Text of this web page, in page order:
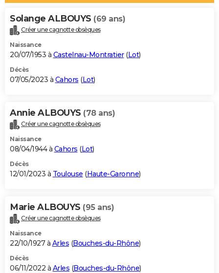
Alimentation
Guide de la santé
Maladies
Médicaments
Sommeil
VOYAGE
Destinations
City break
Voyage nature
Voyage de noces
Forum
Climat
+PHOTO
GUIDES D'ACHAT
BONS PLANS
Carte de Noël
Carte Bonne année
Carte Saint-Valentin
Carte Pâques
Carte d'anniversaire
DICTIONNAIRE
Dictionnaire
Biographies
Citations
Expressions
Proverbes
PROGRAMME TV
S'inscrire
Se connecter
Lycées
Collèges
Primaires
Universités
Entreprises
Service militaire
Avis de recherche
AVIS DE DÉCÈS
Bricolage
Lifestyle
Culture
Sport
Auto
Television
Voyage
Cinema
Solange ALBOUYS (69 ans)
Créer une cagnotte obsèques
Naissance
20/07/1953 à Castelnau-Montratier(Lot)
Décès
07/05/2023 à Cahors (Lot)
Annie ALBOUYS (78 ans)
Créer une cagnotte obsèques
Naissance
08/04/1944 à Cahors (Lot)
Décès
12/01/2023 à Toulouse (Haute-Garonne)
Marie ALBOUYS (95 ans)
Créer une cagnotte obsèques
Naissance
22/10/1927 à Arles (Bouches-du-Rhône)
Décès
06/11/2022 à Arles (Bouches-du-Rhône)